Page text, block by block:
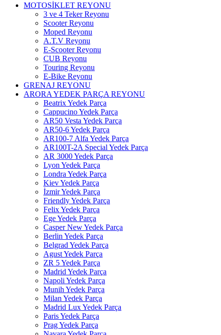
MOTOSİKLET REYONU
3 ve 4 Teker Reyonu
Scooter Reyonu
Moped Reyonu
A.T.V Reyonu
E-Scooter Reyonu
CUB Reyonu
Touring Reyonu
E-Bike Reyonu
GRENAJ REYONU
ARORA YEDEK PARÇA REYONU
Beatrix Yedek Parça
Cappucino Yedek Parça
AR50 Vesta Yedek Parça
AR50-6 Yedek Parça
AR100-7 Alfa Yedek Parça
AR100T-2A Special Yedek Parça
AR 3000 Yedek Parça
Lyon Yedek Parça
Londra Yedek Parça
Kiev Yedek Parça
İzmir Yedek Parça
Friendly Yedek Parça
Felix Yedek Parça
Ege Yedek Parça
Casper New Yedek Parça
Berlin Yedek Parça
Belgrad Yedek Parça
Agust Yedek Parça
ZR 5 Yedek Parça
Madrid Yedek Parça
Napoli Yedek Parça
Munih Yedek Parça
Milan Yedek Parça
Madrid Lux Yedek Parça
Paris Yedek Parça
Prag Yedek Parça